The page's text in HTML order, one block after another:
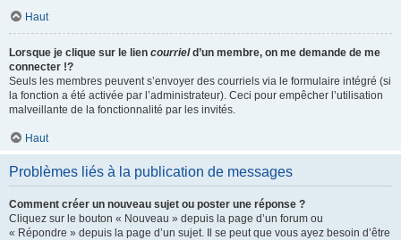
Haut
Lorsque je clique sur le lien courrield’un membre, on me demande de me
connecter !?
Seuls les membres peuvent s’envoyer des courriels via le formulaire intégré (si
la fonction a été activée par l’administrateur). Ceci pour empêcher l’utilisation
malveillante de la fonctionnalité par les invités.
Haut
Problèmes liés à la publication de messages
Comment créer un nouveau sujet ou poster une réponse ?
Cliquez sur le bouton « Nouveau » depuis la page d’un forum ou
« Répondre » depuis la page d’un sujet. Il se peut que vous ayez besoin d’être